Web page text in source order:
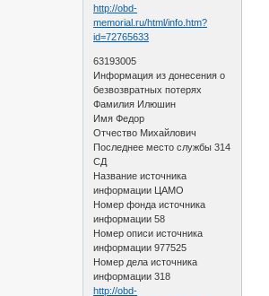
http://obd-
memorial.ru/html/info.htm?
id=72765633
63193005
Информация из донесения о
безвозвратных потерях
Фамилия Илюшин
Имя Федор
Отчество Михайлович
Последнее место службы 314
СД
Название источника
информации ЦАМО
Номер фонда источника
информации 58
Номер описи источника
информации 977525
Номер дела источника
информации 318
http://obd-